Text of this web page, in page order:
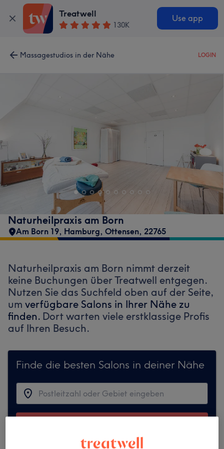
Treatwell
130K
Use app
Massagestudios in der Nähe LOGIN
Naturheilpraxis am Born
Am Born 19, Hamburg, Ottensen, 22765
Naturheilpraxis am Born nimmt derzeit
keine Buchungen über Treatwell entgegen.
Nutzen Sie das Suchfeld oben auf der Seite,
um verfügbare Salons in Ihrer Nähe zu
finden. Dort warten viele erstklassige Profis
auf Ihren Besuch.
Finde die besten Salons in deiner Nähe